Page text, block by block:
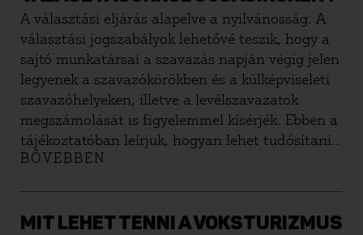
A választási eljárás alapelve a nyilvánosság. A
választási jogszabályok lehetővé teszik, hogy a
sajtó munkatársai a szavazás napján végig jelen
legyenek a szavazókörökben és a külképviseleti
szavazóhelyeken, illetve a levélszavazatok
megszámolását is figyelemmel kísérjék. Ebben a
tájékoztatóban leírjuk, hogyan lehet tudósítani
a választás napján a szavazásról, és mit tehetsz,
BŐVEBBEN
MIT LEHET TENNI A VOKSTURIZMUS